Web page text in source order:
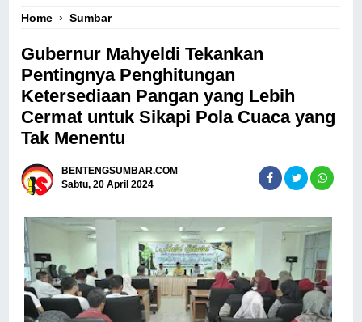
Home ›Sumbar
Gubernur Mahyeldi Tekankan
Pentingnya Penghitungan
Ketersediaan Pangan yang Lebih
Cermat untuk Sikapi Pola Cuaca yang
Tak Menentu
BENTENGSUMBAR.COM
Sabtu, 20 April 2024